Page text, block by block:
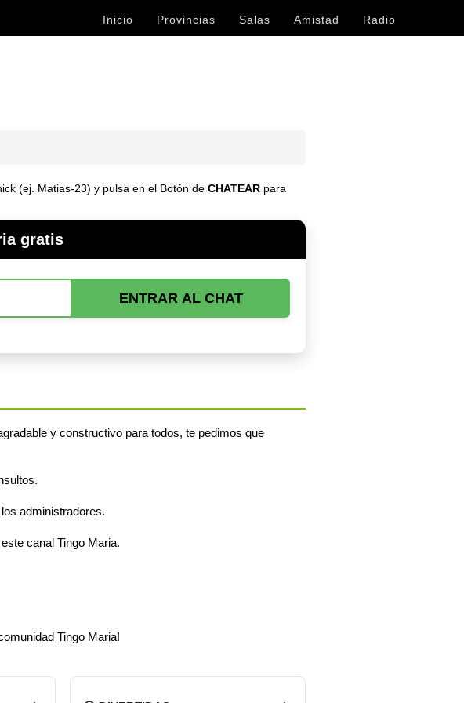
Inicio Provincias Salas Amistad Radio
(ej. Matias-23) y pulsa en el Botón de CHATEAR para
gratis
ENTRAR AL CHAT
y constructivo para todos, te pedimos que
administradores.
canal Tingo Maria.
Tingo Maria!